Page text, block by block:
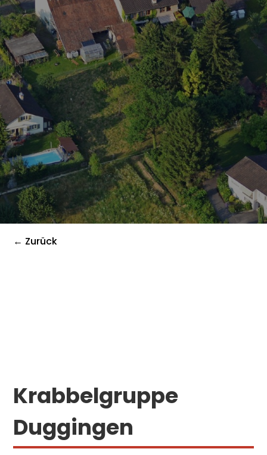
← Zurück
Krabbelgruppe
Duggingen